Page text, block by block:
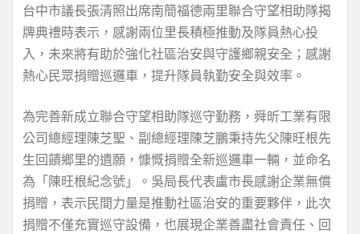
台中市議長張清照出席南簡福德兩里聯合守望相助隊揭
牌典禮時表示，感謝兩位里長積極推動及隊員熱心投
入，未來將有助於強化社區治安與守護鄉親安全；感謝
熱心民眾捐贈巡邏車，提升隊員執勤安全與效率。
為完善新成立聯合守望相助隊巡守勤務，舜昕工業有限
公司總經理陳芝聖、副總經理陳芝鵬秉持先父陳旺根先
生回饋鄉里的遺願，慷慨捐贈全新巡邏車一輛，並命名
為「陳旺根紀念號」。吳局長代表盧市長感謝企業無償
捐贈，表示民間力量是推動社區治安的重要夥伴，此次
捐贈不僅充實巡守設備，也展現企業善盡社會責任、回